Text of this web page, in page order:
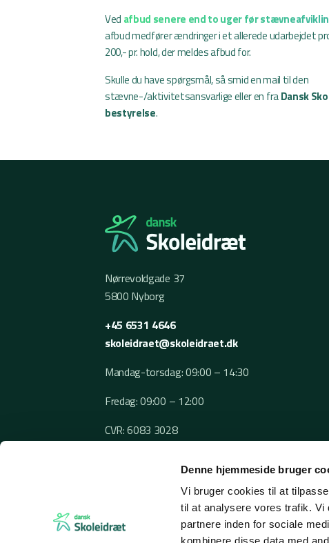
Denne hjemmeside bruger
Vi bruger cookies til at
til at analysere vores trafik. Vi
partnere inden for sociale
Ved afbud senere end to uger før
afbud medfører ændringer i et allerede udarbejdet
200,- pr. hold, der meldes afbud for.
Skulle du have spørgsmål, så smid en mail til den
stævne-/aktivitetsansvarlige eller en fraDansk
bestyrelse.
Nørrevoldgade 37
5800 Nyborg
+45 6531 4646
skoleidraet@skoleidraet.dk
Mandag-torsdag: 09:00 – 14:30
Fredag: 09:00 – 12:00
CVR: 6083 3028